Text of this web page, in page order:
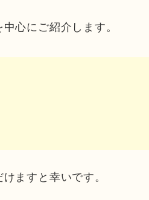
心にご紹介します。
ますと幸いです。